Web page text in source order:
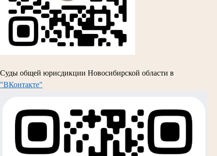
Суды общей юрисдикции Новосибирской области в
"ВКонтакте"